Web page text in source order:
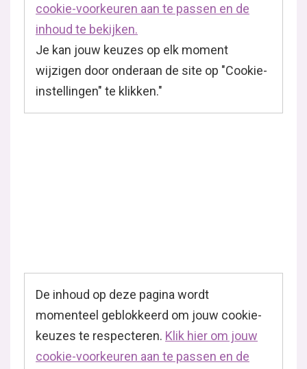
cookie-voorkeuren aan te passen en de
inhoud te bekijken.
Je kan jouw keuzes op elk moment
wijzigen door onderaan de site op "Cookie-
instellingen" te klikken."
De inhoud op deze pagina wordt
momenteel geblokkeerd om jouw cookie-
keuzes te respecteren. Klik hier om jouw
cookie-voorkeuren aan te passen en de